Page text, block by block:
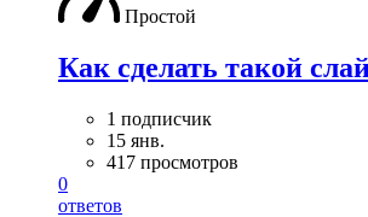
Простой
Как сделать такой
1 подписчик
15 янв.
417 просмотров
0
ответов